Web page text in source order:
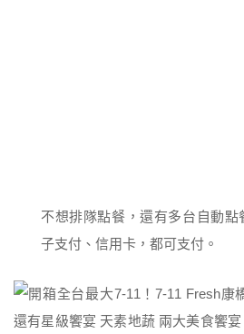
不想排隊點餐，還有多台自動點
子支付、信用卡，都可支付。